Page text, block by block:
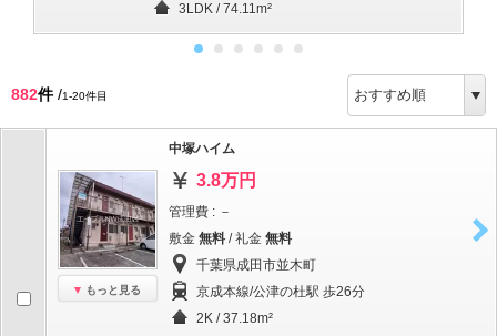
3LDK / 74.11m²
882件/1-20件目
もっと見る
中塚ハイム
3.8万円
管理費 : －
敷金 無料 / 礼金 無料
千葉県成田市並木町
京成本線/公津の杜駅 歩26分
2K / 37.18m²